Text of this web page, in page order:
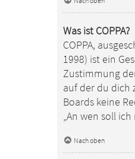
Was ist COPPA?
COPPA,
1998) ist ein
Zustimmung
auf der du dich
Boards keine
„An wen soll
Nach oben